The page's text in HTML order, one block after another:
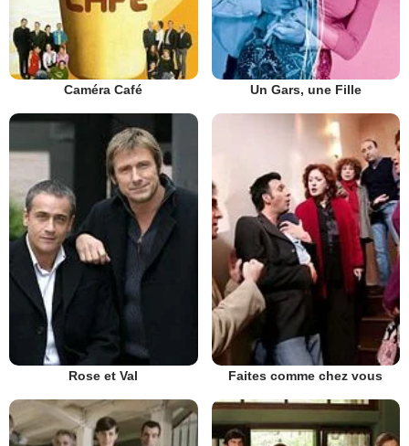
Caméra Café Un Gars, une Fille
Rose et Val Faites comme chez vous